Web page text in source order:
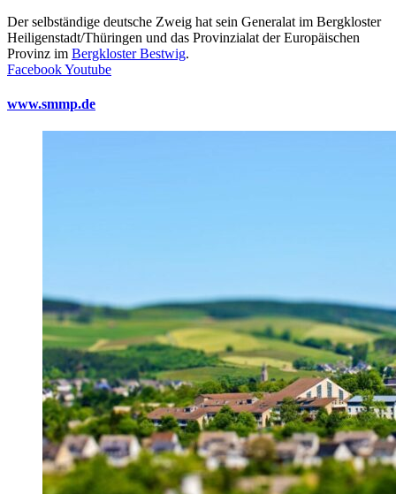
Der selbständige deutsche Zweig hat sein Generalat im Bergkloster
Heiligenstadt/Thüringen und das Provinzialat der Europäischen
Provinz im Bergkloster Bestwig.
FacebookYoutube
www.smmp.de